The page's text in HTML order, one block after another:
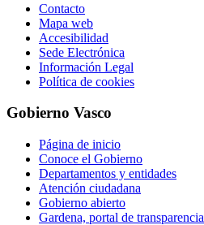
Contacto
Mapa web
Accesibilidad
Sede Electrónica
Información Legal
Política de cookies
Gobierno Vasco
Página de inicio
Conoce el Gobierno
Departamentos y entidades
Atención ciudadana
Gobierno abierto
Gardena, portal de transparencia